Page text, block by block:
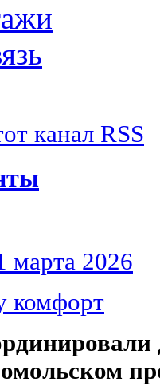
канал RSS
марта 2026
комфорт